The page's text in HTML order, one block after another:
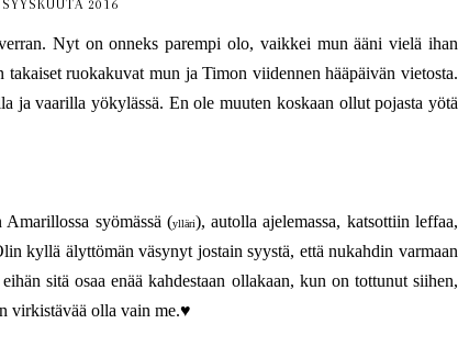
2016
Nyt on onneks parempi olo, vaikkei mun ääni vielä ihan
ruokakuvat mun ja Timon viidennen hääpäivän vietosta.
ja vaarilla yökylässä. En ole muuten koskaan ollut pojasta yötä
syömässä (ylläri), autolla ajelemassa, katsottiin leffaa,
kyllä älyttömän väsynyt jostain syystä, että nukahdin varmaan
sitä osaa enää kahdestaan ollakaan, kun on tottunut siihen,
virkistävää olla vain me.♥